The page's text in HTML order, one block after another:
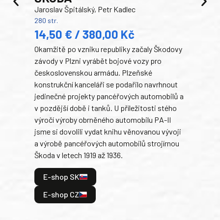
Jaroslav Špitálský, Petr Kadlec
280 str.
14,50 € / 380,00 Kč
Okamžitě po vzniku republiky začaly Škodovy
závody v Plzni vyrábět bojové vozy pro
československou armádu. Plzeňské
konstrukční kanceláři se podařilo navrhnout
jedinečné projekty pancéřových automobilů a
v pozdější době i tanků. U příležitosti stého
výročí výroby obrněného automobilu PA-II
jsme si dovolili vydat knihu věnovanou vývoji
a výrobě pancéřových automobilů strojírnou
Škoda v letech 1919 až 1936.
E-shop SK
E-shop CZ